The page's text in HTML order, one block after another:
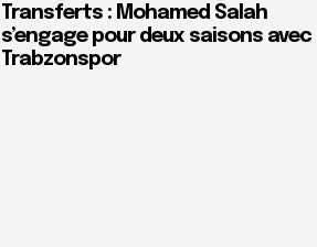
Transferts : Mohamed Salah
s’engage pour deux saisons avec
Trabzonspor